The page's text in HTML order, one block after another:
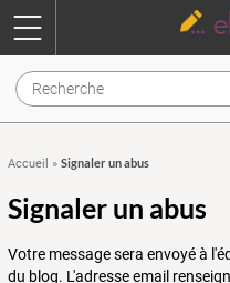
Accueil » Signaler un abus
Signaler un abus
Votre message sera envoyé à
du blog. L'adresse email